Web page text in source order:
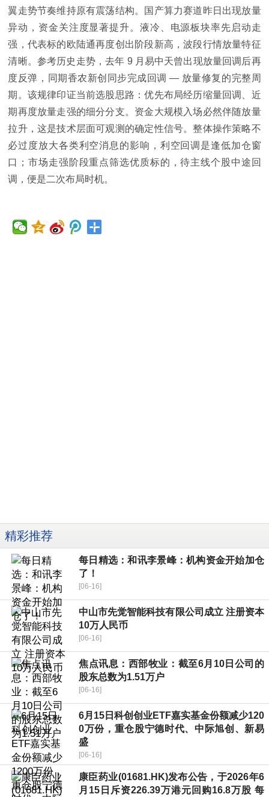
翼走势节奏维持原有震荡结构。国产算力赛道昨日出现放量
异动，资金关注度显著提升。液冷、电源板块率先启动走
强，代表标的欧陆通再度创出阶段新高，波段行情放量特征
清晰。参考历史走势，去年 9 月易中天曾出现放量回调后再
度反弹，同期香农新创同步完成回调 — 放量修复的完整周
期。该规律印证当前选股思路：优先布局经历缩量回调、近
期再度放量走强的细分分支。资金大规模入场必然伴随放量
拉升，这是技术层面可观测的确定性信号。整体操作策略不
必过度放大各类利空消息的影响，利空回调是逢低加仓窗
口；市场走强阶段重点筛选优质标的，待主线个股中途回
调，便是二次布局时机。
精彩推荐
每日精选：和讯李景峰：机构资金开始加仓
了！
[06-16]
中山市先觉智能科技有限公司成立 注册资本
10万人民币
[06-16]
焦点讯息：西部牧业：截至6月10日公司的
股东总数为1.51万户
[06-16]
6月15日科创创业ETF嘉实基金份额减少120
0万份，重仓股宁德时代、中际旭创、新易
盛
[06-16]
康臣药业(01681.HK)发布公告，于2026年6
月15日斥资226.39万港元回购16.8万股 每